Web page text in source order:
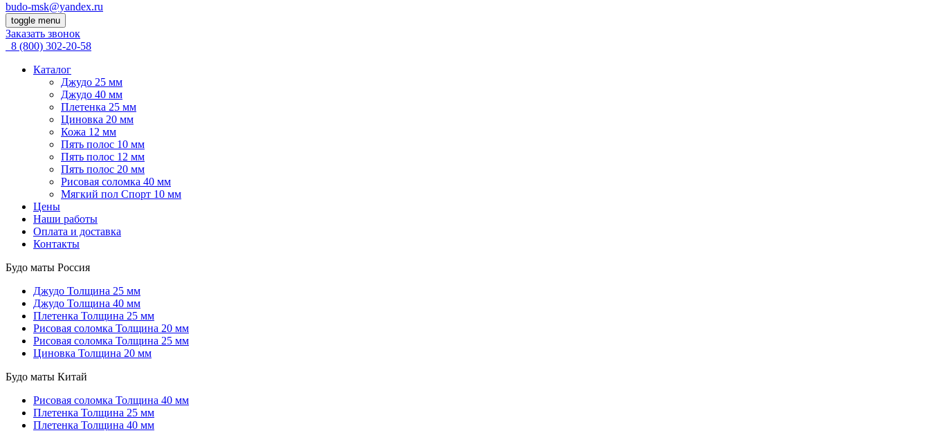
budo-msk@yandex.ru
toggle menu
Заказать звонок
8 (800) 302-20-58
Каталог
Джудо 25 мм
Джудо 40 мм
Плетенка 25 мм
Циновка 20 мм
Кожа 12 мм
Пять полос 10 мм
Пять полос 12 мм
Пять полос 20 мм
Рисовая соломка 40 мм
Мягкий пол Спорт 10 мм
Цены
Наши работы
Оплата и доставка
Контакты
Будо маты Россия
Джудо Толщина 25 мм
Джудо Толщина 40 мм
Плетенка Толщина 25 мм
Рисовая соломка Толщина 20 мм
Рисовая соломка Толщина 25 мм
Циновка Толщина 20 мм
Будо маты Китай
Рисовая соломка Толщина 40 мм
Плетенка Толщина 25 мм
Плетенка Толщина 40 мм